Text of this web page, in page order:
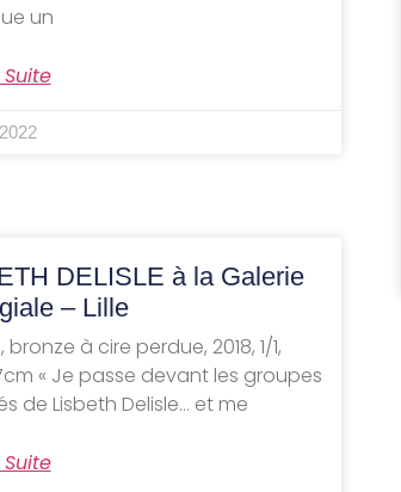
un
DELISLE à la Galerie
– Lille
bronze à cire perdue, 2018, 1/1,
« Je passe devant les groupes
de Lisbeth Delisle… et me